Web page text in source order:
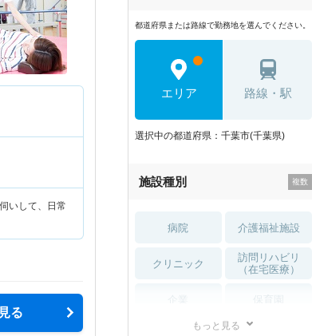
いして、日常
る
都道府県または路線で勤務地を選んでください。
エリア 路線・駅
選択中の都道府県：千葉市(千葉県)
施設種別
病院 介護福祉施設
クリニック
訪問リハビリ
（在宅医療）
もっと見る